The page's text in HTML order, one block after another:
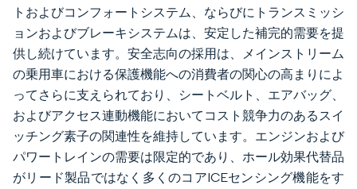
トおよびコンフォートシステム、ならびにトランスミッシ
ョンおよびブレーキシステムは、安定した補完的需要を提
供し続けています。安全志向の採用は、メインストリーム
の乗用車における保護機能への消費者の関心の高まりによ
ってさらに支えられており、シートベルト、エアバッグ、
およびアクセス連動機能においてコスト競争力のあるスイ
ッチング素子の関連性を維持しています。エンジンおよび
パワートレインの需要は限定的であり、ホール効果代替品
がリード製品ではなく多くのコアICEセンシング機能をす